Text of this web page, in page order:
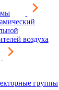
воздуха
группы